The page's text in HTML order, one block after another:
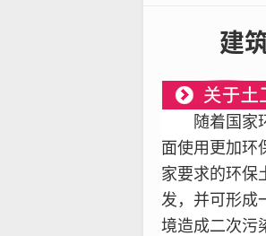
建
随着国家
面使用更加环
家要求的环保
发，并可形成
境造成二次污